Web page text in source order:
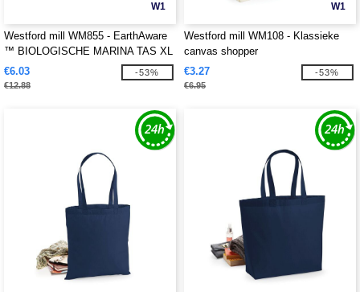
W1
Westford mill WM855 - EarthAware
™ BIOLOGISCHE MARINA TAS XL
€6.03
€12.88
-53%
W1
Westford mill WM108 - Klassieke
canvas shopper
€3.27
€6.95
-53%